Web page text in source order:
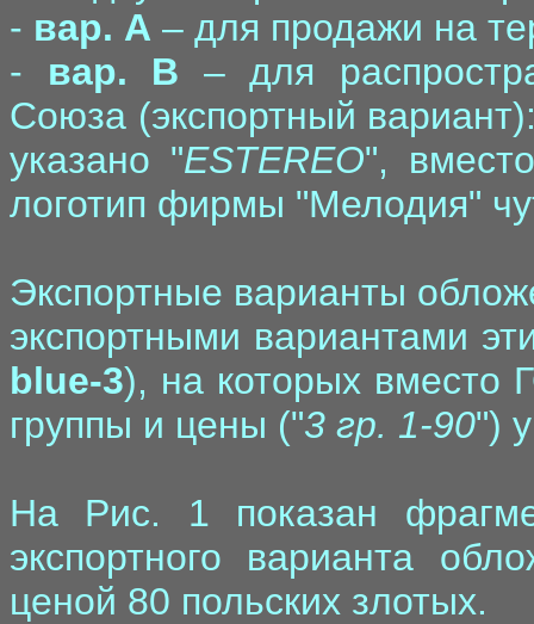
- вар. A – для продажи на
- вар. B – для
Союза (экспортный
указано "ESTEREO",
логотип фирмы "Мелодия"
Экспортные варианты
экспортными вариантами
blue-3), на которых вместо
группы и цены ("3 гр. 1-90")
На Рис. 1 показан
экспортного варианта
ценой 80 польских злотых.